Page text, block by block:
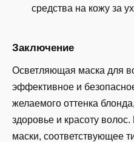
средства на кожу за
Заключение
Осветляющая маска для
эффективное и
желаемого оттенка
здоровье и красоту
маски, соответствующее